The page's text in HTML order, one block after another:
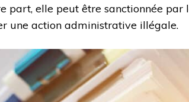
part, elle peut être sanctionnée
une action administrative illégale.